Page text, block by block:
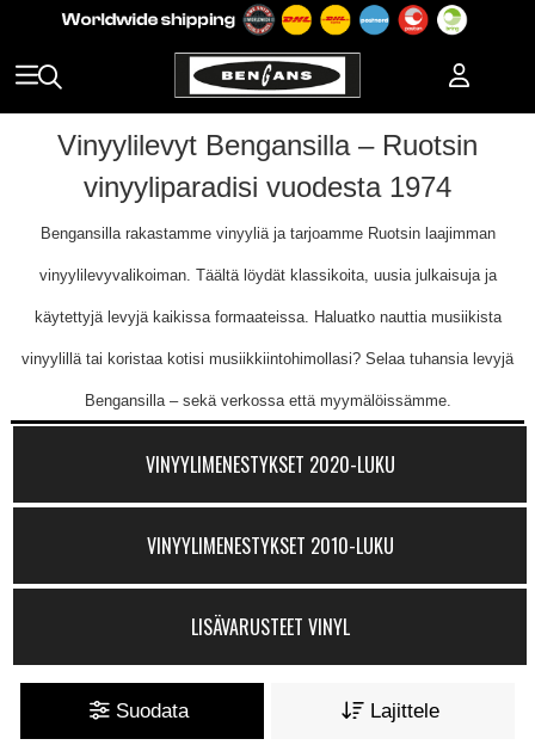
Vinyylilevyt Bengansilla – Ruotsin
vinyyliparadisi vuodesta 1974
Bengansilla rakastamme vinyyliä ja tarjoamme Ruotsin laajimman
vinyylilevyvalikoiman. Täältä löydät klassikoita, uusia julkaisuja ja
käytettyjä levyjä kaikissa formaateissa. Haluatko nauttia musiikista
vinyylillä tai koristaa kotisi musiikkiintohimollasi? Selaa tuhansia levyjä
Bengansilla – sekä verkossa että myymälöissämme.
VINYYLIMENESTYKSET 2020-LUKU
VINYYLIMENESTYKSET 2010-LUKU
LISÄVARUSTEET VINYL
Suodata Lajittele